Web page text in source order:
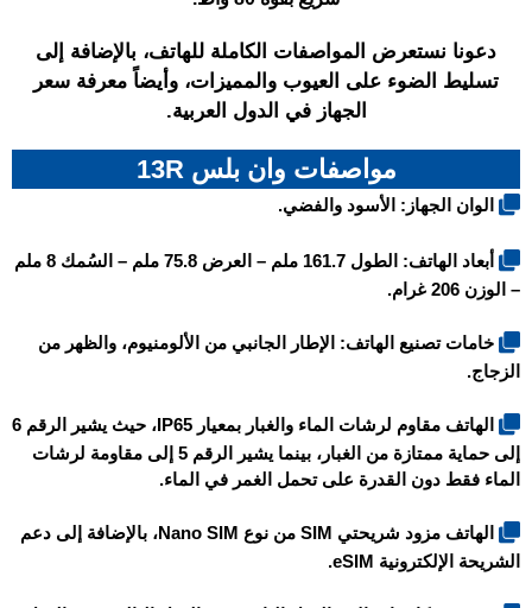
دعونا نستعرض المواصفات الكاملة للهاتف، بالإضافة إلى
تسليط الضوء على العيوب والمميزات، وأيضاً معرفة سعر
الجهاز في الدول العربية.
مواصفات وان بلس 13R
الوان الجهاز: الأسود والفضي.
أبعاد الهاتف: الطول 161.7 ملم – العرض 75.8 ملم – السُمك 8 ملم
– الوزن 206 غرام.
خامات تصنيع الهاتف: الإطار الجانبي من الألومنيوم، والظهر من
الزجاج.
الهاتف مقاوم لرشات الماء والغبار بمعيار IP65، حيث يشير الرقم 6
إلى حماية ممتازة من الغبار، بينما يشير الرقم 5 إلى مقاومة لرشات
الماء فقط دون القدرة على تحمل الغمر في الماء.
الهاتف مزود شريحتي SIM من نوع Nano SIM، بالإضافة إلى دعم
الشريحة الإلكترونية eSIM.